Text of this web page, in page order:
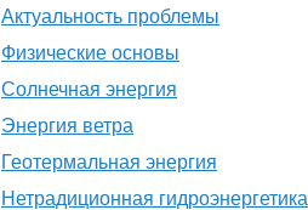
Актуальность проблемы
Физические основы
Солнечная энергия
Энергия ветра
Геотермальная энергия
Нетрадиционная гидроэнергетика